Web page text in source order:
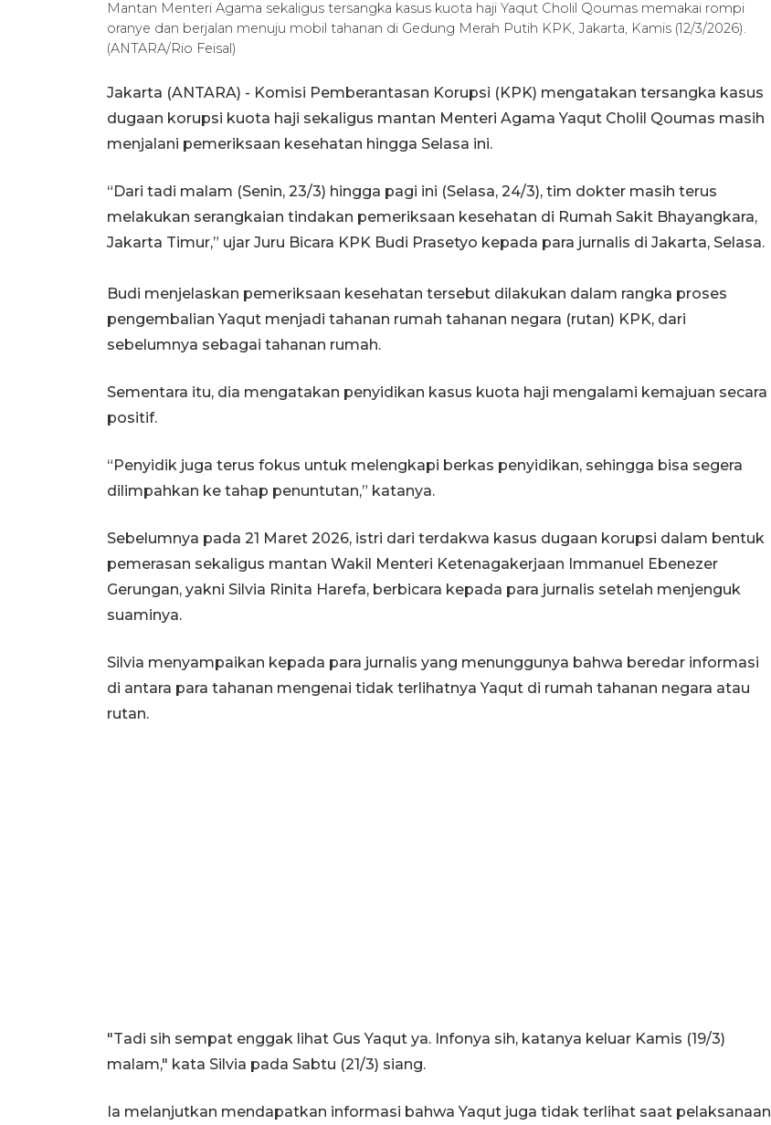
Mantan Menteri Agama sekaligus tersangka kasus kuota haji Yaqut Cholil Qoumas memakai rompi
oranye dan berjalan menuju mobil tahanan di Gedung Merah Putih KPK, Jakarta, Kamis (12/3/2026).
(ANTARA/Rio Feisal)
Jakarta (ANTARA) - Komisi Pemberantasan Korupsi (KPK) mengatakan tersangka kasus
dugaan korupsi kuota haji sekaligus mantan Menteri Agama Yaqut Cholil Qoumas masih
menjalani pemeriksaan kesehatan hingga Selasa ini.
“Dari tadi malam (Senin, 23/3) hingga pagi ini (Selasa, 24/3), tim dokter masih terus
melakukan serangkaian tindakan pemeriksaan kesehatan di Rumah Sakit Bhayangkara,
Jakarta Timur,” ujar Juru Bicara KPK Budi Prasetyo kepada para jurnalis di Jakarta, Selasa.
Budi menjelaskan pemeriksaan kesehatan tersebut dilakukan dalam rangka proses
pengembalian Yaqut menjadi tahanan rumah tahanan negara (rutan) KPK, dari
sebelumnya sebagai tahanan rumah.
Sementara itu, dia mengatakan penyidikan kasus kuota haji mengalami kemajuan secara
positif.
“Penyidik juga terus fokus untuk melengkapi berkas penyidikan, sehingga bisa segera
dilimpahkan ke tahap penuntutan,” katanya.
Sebelumnya pada 21 Maret 2026, istri dari terdakwa kasus dugaan korupsi dalam bentuk
pemerasan sekaligus mantan Wakil Menteri Ketenagakerjaan Immanuel Ebenezer
Gerungan, yakni Silvia Rinita Harefa, berbicara kepada para jurnalis setelah menjenguk
suaminya.
Silvia menyampaikan kepada para jurnalis yang menunggunya bahwa beredar informasi
di antara para tahanan mengenai tidak terlihatnya Yaqut di rumah tahanan negara atau
rutan.
"Tadi sih sempat enggak lihat Gus Yaqut ya. Infonya sih, katanya keluar Kamis (19/3)
malam," kata Silvia pada Sabtu (21/3) siang.
Ia melanjutkan mendapatkan informasi bahwa Yaqut juga tidak terlihat saat pelaksanaan